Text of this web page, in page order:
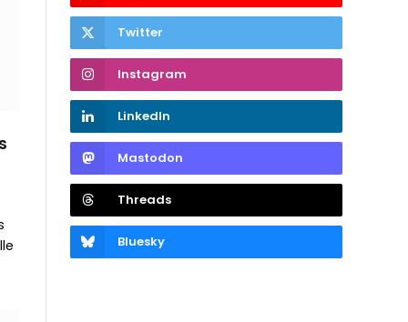
Twitter
Instagram
LinkedIn
Mastodon
Threads
Bluesky